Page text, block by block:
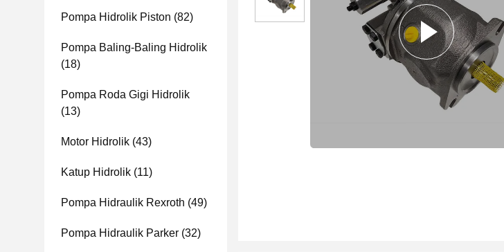
Pompa Hidrolik Piston (82)
Pompa Baling-Baling Hidrolik
(18)
Pompa Roda Gigi Hidrolik
(13)
Motor Hidrolik (43)
Katup Hidrolik (11)
Pompa Hidraulik Rexroth (49)
Pompa Hidraulik Parker (32)